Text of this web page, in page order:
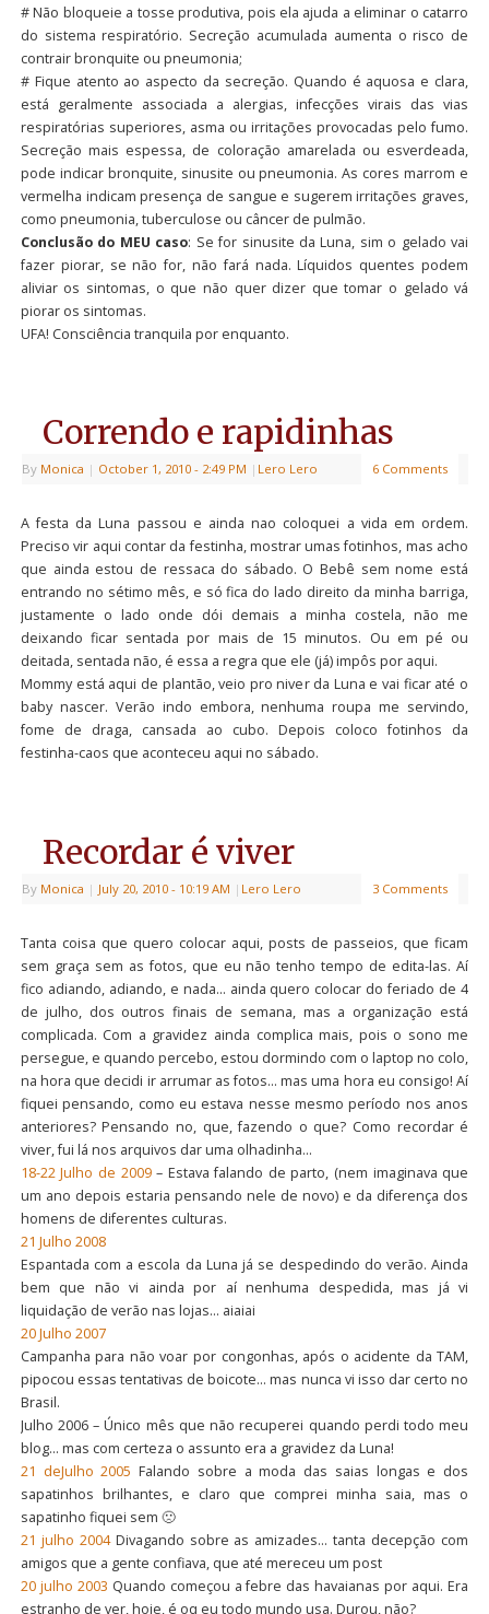
# Não bloqueie a tosse produtiva, pois ela ajuda a eliminar o catarro
do sistema respiratório. Secreção acumulada aumenta o risco de
contrair bronquite ou pneumonia;
# Fique atento ao aspecto da secreção. Quando é aquosa e clara,
está geralmente associada a alergias, infecções virais das vias
respiratórias superiores, asma ou irritações provocadas pelo fumo.
Secreção mais espessa, de coloração amarelada ou esverdeada,
pode indicar bronquite, sinusite ou pneumonia. As cores marrom e
vermelha indicam presença de sangue e sugerem irritações graves,
como pneumonia, tuberculose ou câncer de pulmão.
Conclusão do MEU caso: Se for sinusite da Luna, sim o gelado vai
fazer piorar, se não for, não fará nada. Líquidos quentes podem
aliviar os sintomas, o que não quer dizer que tomar o gelado vá
piorar os sintomas.
UFA! Consciência tranquila por enquanto.
Correndo e rapidinhas
By Monica | October 1, 2010 - 2:49 PM | Lero Lero 6 Comments
A festa da Luna passou e ainda nao coloquei a vida em ordem.
Preciso vir aqui contar da festinha, mostrar umas fotinhos, mas acho
que ainda estou de ressaca do sábado. O Bebê sem nome está
entrando no sétimo mês, e só fica do lado direito da minha barriga,
justamente o lado onde dói demais a minha costela, não me
deixando ficar sentada por mais de 15 minutos. Ou em pé ou
deitada, sentada não, é essa a regra que ele (já) impôs por aqui.
Mommy está aqui de plantão, veio pro niver da Luna e vai ficar até o
baby nascer. Verão indo embora, nenhuma roupa me servindo,
fome de draga, cansada ao cubo. Depois coloco fotinhos da
festinha-caos que aconteceu aqui no sábado.
Recordar é viver
By Monica | July 20, 2010 - 10:19 AM | Lero Lero 3 Comments
Tanta coisa que quero colocar aqui, posts de passeios, que ficam
sem graça sem as fotos, que eu não tenho tempo de edita-las. Aí
fico adiando, adiando, e nada… ainda quero colocar do feriado de 4
de julho, dos outros finais de semana, mas a organização está
complicada. Com a gravidez ainda complica mais, pois o sono me
persegue, e quando percebo, estou dormindo com o laptop no colo,
na hora que decidi ir arrumar as fotos… mas uma hora eu consigo! Aí
fiquei pensando, como eu estava nesse mesmo período nos anos
anteriores? Pensando no, que, fazendo o que? Como recordar é
viver, fui lá nos arquivos dar uma olhadinha…
18-22 Julho de 2009– Estava falando de parto, (nem imaginava que
um ano depois estaria pensando nele de novo) e da diferença dos
homens de diferentes culturas.
21 Julho 2008
Espantada com a escola da Luna já se despedindo do verão. Ainda
bem que não vi ainda por aí nenhuma despedida, mas já vi
liquidação de verão nas lojas… aiaiai
20 Julho 2007
Campanha para não voar por congonhas, após o acidente da TAM,
pipocou essas tentativas de boicote… mas nunca vi isso dar certo no
Brasil.
Julho 2006 – Único mês que não recuperei quando perdi todo meu
blog… mas com certeza o assunto era a gravidez da Luna!
21 deJulho 2005Falando sobre a moda das saias longas e dos
sapatinhos brilhantes, e claro que comprei minha saia, mas o
sapatinho fiquei sem 🙁
21 julho 2004Divagando sobre as amizades… tanta decepção com
amigos que a gente confiava, que até mereceu um post
20 julho 2003 Quando começou a febre das havaianas por aqui. Era
estranho de ver, hoje, é oq eu todo mundo usa. Durou, não?